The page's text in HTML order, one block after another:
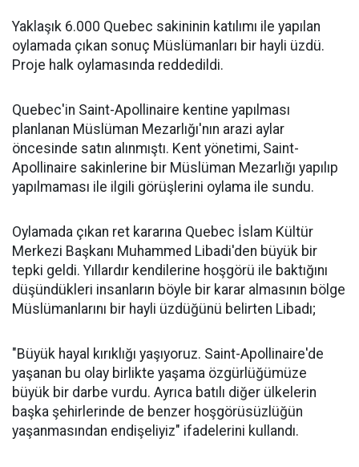
Yaklaşık 6.000 Quebec sakininin katılımı ile yapılan
oylamada çıkan sonuç Müslümanları bir hayli üzdü.
Proje halk oylamasında reddedildi.
Quebec'in Saint-Apollinaire kentine yapılması
planlanan Müslüman Mezarlığı'nın arazi aylar
öncesinde satın alınmıştı. Kent yönetimi, Saint-
Apollinaire sakinlerine bir Müslüman Mezarlığı yapılıp
yapılmaması ile ilgili görüşlerini oylama ile sundu.
Oylamada çıkan ret kararına Quebec İslam Kültür
Merkezi Başkanı Muhammed Libadi'den büyük bir
tepki geldi. Yıllardır kendilerine hoşgörü ile baktığını
düşündükleri insanların böyle bir karar almasının bölge
Müslümanlarını bir hayli üzdüğünü belirten Libadı;
"Büyük hayal kırıklığı yaşıyoruz. Saint-Apollinaire'de
yaşanan bu olay birlikte yaşama özgürlüğümüze
büyük bir darbe vurdu. Ayrıca batılı diğer ülkelerin
başka şehirlerinde de benzer hoşgörüsüzlüğün
yaşanmasından endişeliyiz" ifadelerini kullandı.